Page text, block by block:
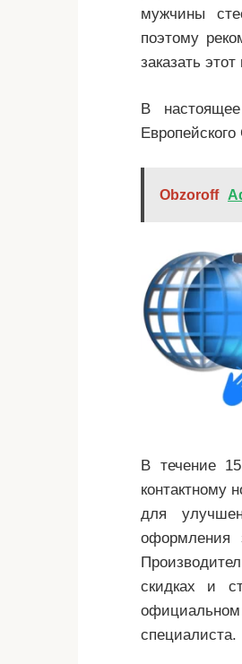
мужчины
поэтому
заказать этот
В
Obzoroff
В течение
контактному
для
оформления
скидках и
официальном
специалиста.